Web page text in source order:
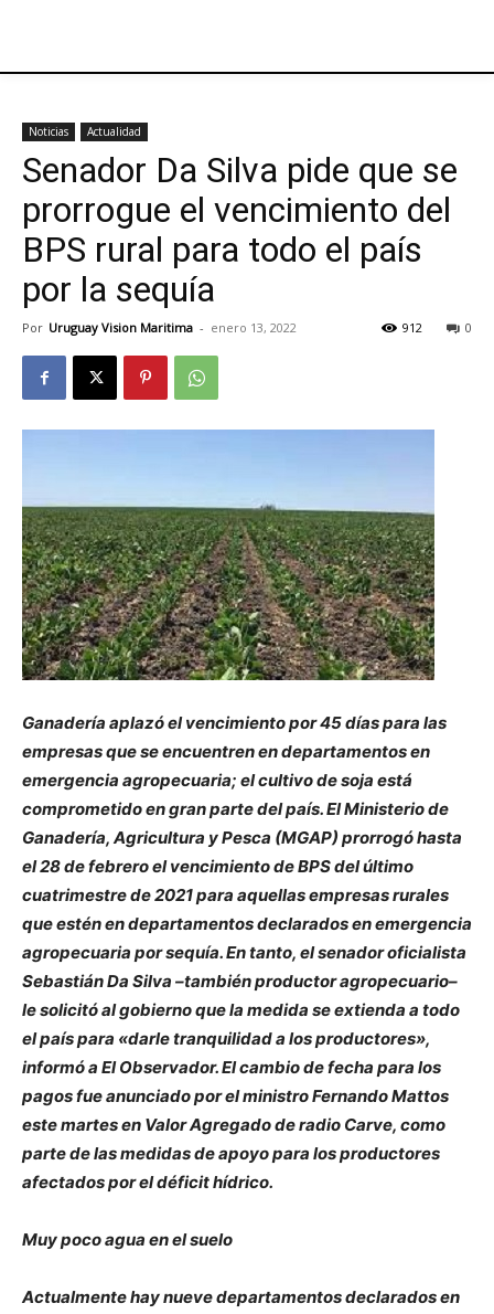
Noticias Actualidad
Senador Da Silva pide que se
prorrogue el vencimiento del
BPS rural para todo el país
por la sequía
Por Uruguay Vision Maritima - enero 13, 2022 0
912
Ganadería aplazó el vencimiento por 45 días para las
empresas que se encuentren en departamentos en
emergencia agropecuaria; el cultivo de soja está
comprometido en gran parte del país. El Ministerio de
Ganadería, Agricultura y Pesca (MGAP) prorrogó hasta
el 28 de febrero el vencimiento de BPS del último
cuatrimestre de 2021 para aquellas empresas rurales
que estén en departamentos declarados en emergencia
agropecuaria por sequía. En tanto, el senador oficialista
Sebastián Da Silva –también productor agropecuario–
le solicitó al gobierno que la medida se extienda a todo
el país para «darle tranquilidad a los productores»,
informó a El Observador. El cambio de fecha para los
pagos fue anunciado por el ministro Fernando Mattos
este martes en Valor Agregado de radio Carve, como
parte de las medidas de apoyo para los productores
afectados por el déficit hídrico.
Muy poco agua en el suelo
Actualmente hay nueve departamentos declarados en